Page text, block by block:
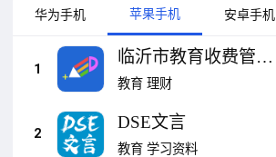
华为手机 苹果手机 安卓手机
1
临沂市教育收费管理
系统
教育 理财
2
DSE文言
教育 学习资料